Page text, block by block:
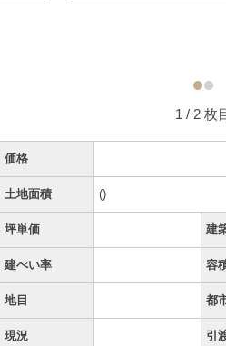
1 / 2 枚
価格
土地面積 ()
坪単価 建
建ぺい率 容
地目 都
現況 引